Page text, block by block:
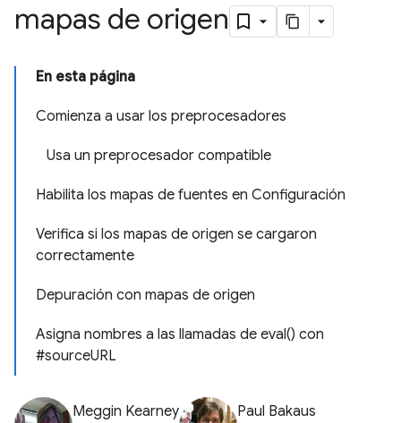
mapas de origen
En esta página
Comienza a usar los preprocesadores
Usa un preprocesador compatible
Habilita los mapas de fuentes en Configuración
Verifica si los mapas de origen se cargaron
correctamente
Depuración con mapas de origen
Asigna nombres a las llamadas de eval() con
#sourceURL
Meggin Kearney Paul Bakaus